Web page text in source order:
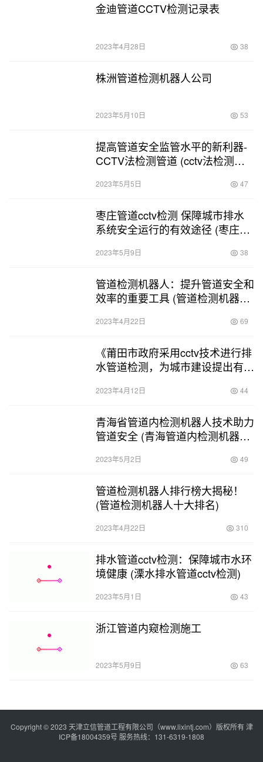
金迪管道CCTV检测记录表
2023年4月28日 38
株洲管道检测机器人公司
2023年5月10日 53
提高管道安全监管水平的新利器-
CCTV法检测管道 (cctv法检测管
2023年5月5日 47
枣庄管道cctv检测 保障城市排水
系统安全运行的有效途径 (枣庄管
2023年5月9日 38
管道检测机器人：提升管道安全和
效率的重要工具 (管道检测机器人
2023年4月22日 69
《莆田市政府采用cctv技术进行排
水管道检测，为城市建设提出有效
2023年4月12日 44
青海省管道内检测机器人技术助力
管道安全 (青海管道内检测机器人
2023年5月2日 49
管道检测机器人排行榜大揭秘！
(管道检测机器人十大排名)
2023年4月22日 310
排水管道cctv检测：保障城市水环
境健康 (溧水排水管道cctv检测)
2023年5月1日 43
浙江管道内窥检测施工
2023年5月9日 63
Copyright © 2023 天津立信管道工程有限公司（www.lixintj.com）版权所有津
ICP备18004359号 服务热线：131-6319-1808